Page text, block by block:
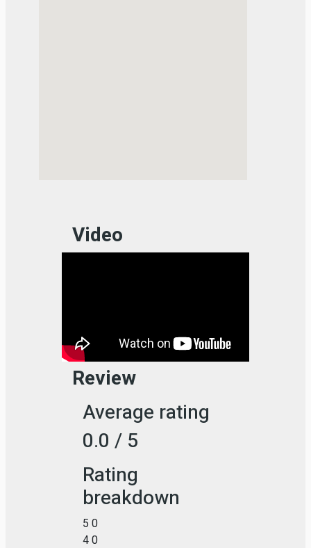
Video
Review
Average rating
0.0 / 5
Rating
breakdown
5 0
4 0